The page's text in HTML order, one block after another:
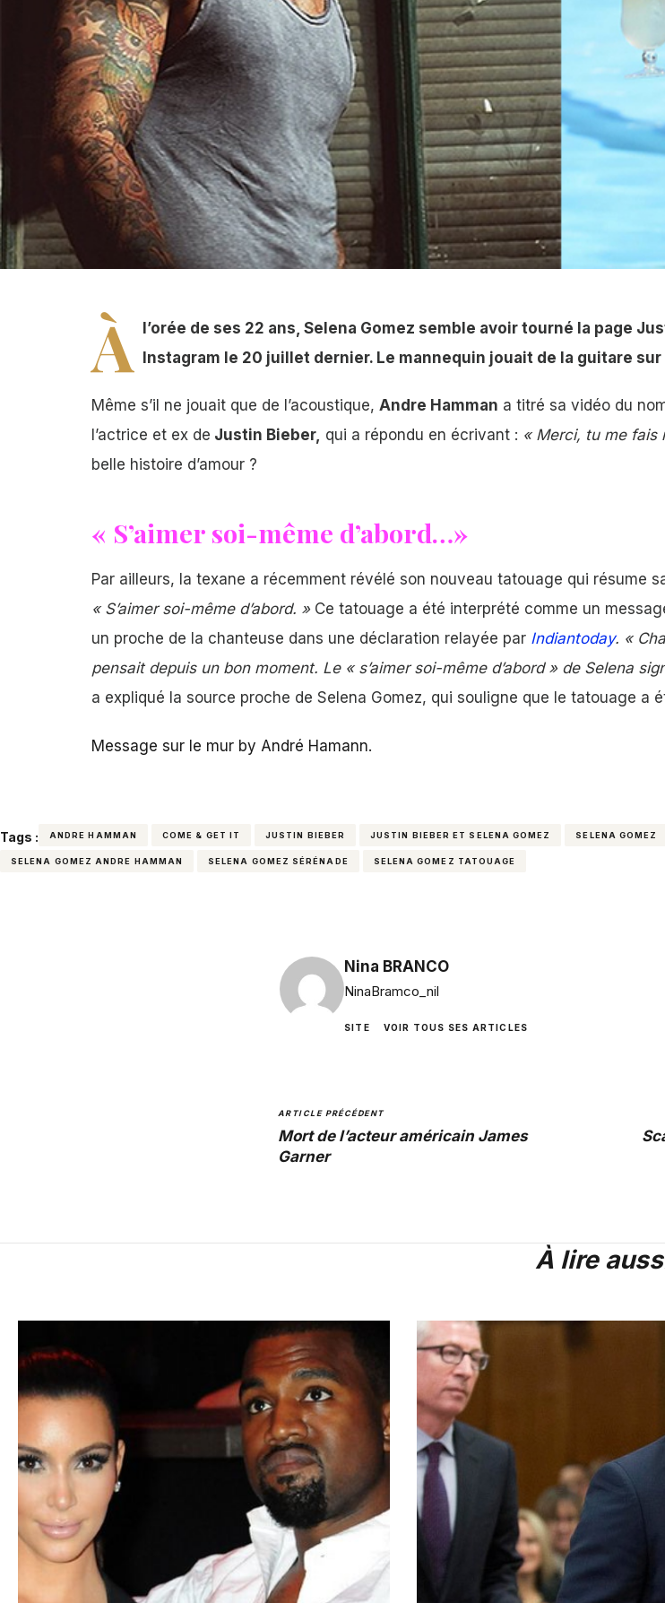
À
l’orée de ses 22 ans, Selena Gomez semble avoir tourné la page
Instagram le 20 juillet dernier. Le mannequin jouait de la guitare sur
Même s’il ne jouait que de l’acoustique, Andre Hamman a titré sa vidéo du
l’actrice et ex de Justin Bieber, qui a répondu en écrivant : « Merci, tu me fais
belle histoire d’amour ?
« S’aimer soi-même d’abord…»
Par ailleurs, la texane a récemment révélé son nouveau tatouage qui résume
« S’aimer soi-même d’abord. »Ce tatouage a été interprété comme un
un proche de la chanteuse dans une déclaration relayée par Indiantoday. «
pensait depuis un bon moment. Le « s’aimer soi-même d’abord » de Selena
a expliqué la source proche de Selena Gomez, qui souligne que le tatouage a
Message sur le mur by André Hamann.
Tags : ANDRE HAMMAN COME & GET IT JUSTIN BIEBER JUSTIN BIEBER ET SELENA GOMEZ SELENA GOMEZ
SELENA GOMEZ ANDRE HAMMAN SELENA GOMEZ SÉRÉNADE SELENA GOMEZ TATOUAGE
Nina BRANCO
NinaBramco_nil
SITE VOIR TOUS SES ARTICLES
ARTICLE PRÉCÉDENT
Mort de l’acteur américain James
Garner
À lire